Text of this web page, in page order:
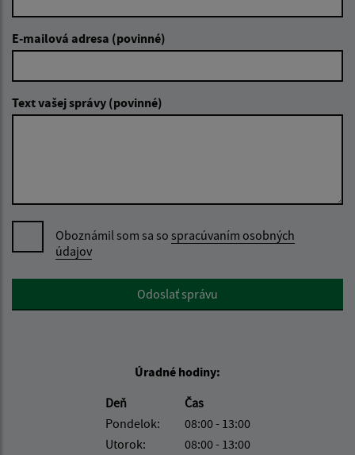
E-mailová adresa (povinné)
Text vašej správy (povinné)
Oboznámil som sa so spracúvaním osobných
údajov
Google reCaptcha ResponseOdoslať správu
Úradné hodiny:
Deň
Čas
Pondelok:
08:00 - 13:00
Utorok:
08:00 - 13:00